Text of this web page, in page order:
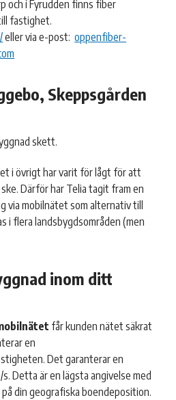
och i Fyrudden finns fiber
fastighet.
eller via e-post:oppenfiber-
Skeppsgården
skett.
i övrigt har varit för lågt för att
Därför har Telia tagit fram en
via mobilnätet som alternativ till
i flera landsbygdsområden (men
inom ditt
får kunden nätet säkrat
en
Det garanterar en
Detta är en lägsta angivelse med
din geografiska boendeposition.